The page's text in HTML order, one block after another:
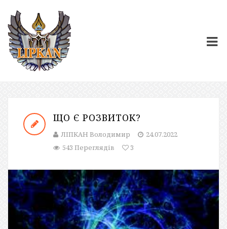
ЩО Є РОЗВИТОК?
ЛІПКАН Володимир
24.07.2022
543 Переглядів
3